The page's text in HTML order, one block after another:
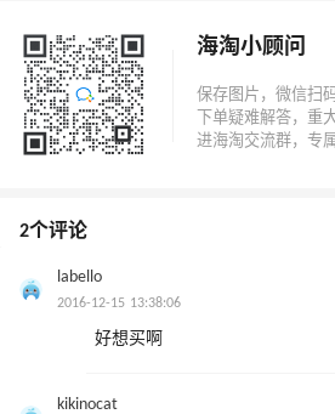
海淘小顾问
2个评论
labello
2016-12-15 13:38:06
好想买啊
kikinocat